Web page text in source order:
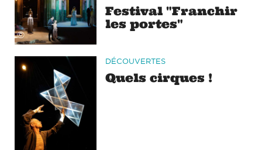
©
Festival "Franchir
les portes"
DÉCOUVERTES
Quels cirques !